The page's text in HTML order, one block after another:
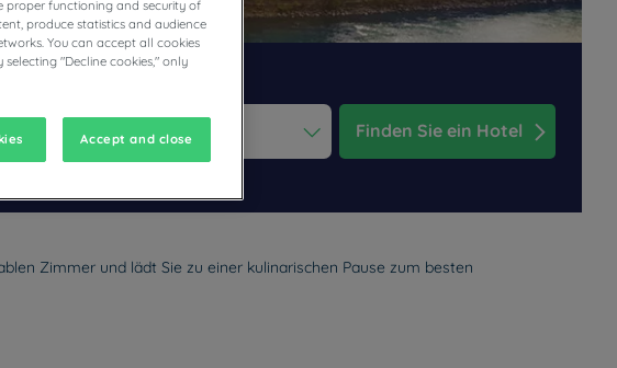
a date. Press the question mark key to get the keyboard shortcuts for
with the calendar and select a date. Press the question mark key to get the
Finden Sie ein Hotel
Zimmer und lädt Sie zu einer kulinarischen Pause zum besten
proper functioning and security of
produce statistics and audience
You can accept all cookies
"Decline cookies," only
Accept and close